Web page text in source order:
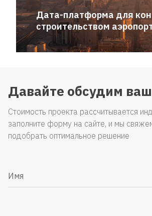
Дата-платформа для
строительством
Давайте обсудим
Стоимость проекта рассчитывается
заполните форму на сайте, и мы
подобрать оптимальное решение
Имя